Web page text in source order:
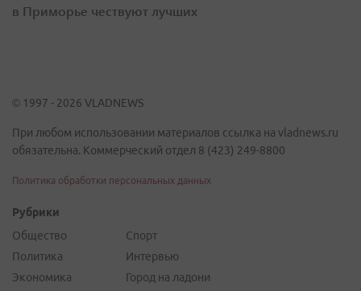
в Приморье чествуют лучших
© 1997 - 2026 VLADNEWS
При любом использовании материалов ссылка на vladnews.ru
обязательна. Коммерческий отдел 8 (423) 249-8800
Политика обработки персональных данных
Рубрики
Общество
Политика
Экономика
Спорт
Интервью
Город на ладони